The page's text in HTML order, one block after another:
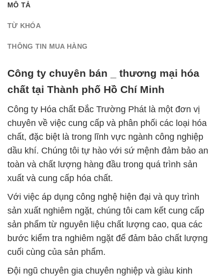
MÔ TẢ
TỪ KHÓA
THÔNG TIN MUA HÀNG
Công ty chuyên bán _ thương mại hóa
chất tại Thành phố Hồ Chí Minh
Công ty Hóa chất Đắc Trường Phát là một đơn vị
chuyên về việc cung cấp và phân phối các loại hóa
chất, đặc biệt là trong lĩnh vực ngành công nghiệp
dầu khí. Chúng tôi tự hào với sứ mệnh đảm bảo an
toàn và chất lượng hàng đầu trong quá trình sản
xuất và cung cấp hóa chất.
Với việc áp dụng công nghệ hiện đại và quy trình
sản xuất nghiêm ngặt, chúng tôi cam kết cung cấp
sản phẩm từ nguyên liệu chất lượng cao, qua các
bước kiểm tra nghiêm ngặt để đảm bảo chất lượng
cuối cùng của sản phẩm.
Đội ngũ chuyên gia chuyên nghiệp và giàu kinh